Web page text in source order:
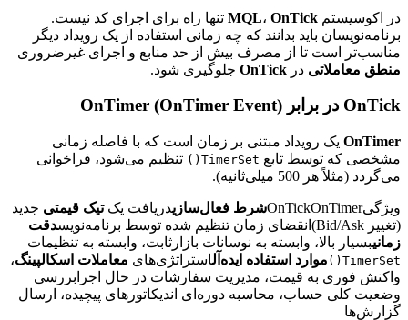
در اکوسیستم MQL، OnTick
تنها راه برای اجرای کد نیست.
برنامه‌نویسان باید بدانند که چه زمانی استفاده از یک رویداد دیگر
مناسب‌تر است تا از مصرف بیش از حد منابع و اجرای غیرضروری
منطق معاملاتی در OnTick جلوگیری شود.
OnTick در برابر OnTimer (OnTimer Event)
OnTimer یک رویداد مبتنی بر زمان است که با فاصله زمانی
مشخصی که توسط تابع TimerSet()
تنظیم می‌شود، فراخوانی
می‌گردد (مثلاً هر 500 میلی‌ثانیه).
ویژگیOnTickOnTimer شرط فعال‌سازیدریافت یکتیک قیمتی جدید
(تغییر Bid/Ask)انقضای زمان تنظیم شده توسط برنامه‌نویس
دقت
زمانیبسیار بالا، وابسته به نوسانات بازارثابت، وابسته به تنظیمات
TimerSet() موارد استفاده ایده‌آلاستراتژی‌های معاملات اسکالپینگ،
واکنش فوری به قیمت، مدیریت سفارشات در حال اجرابررسی
وضعیت کلی حساب، محاسبه دوره‌ای اندیکاتورهای پیچیده، ارسال
گزارش‌ها